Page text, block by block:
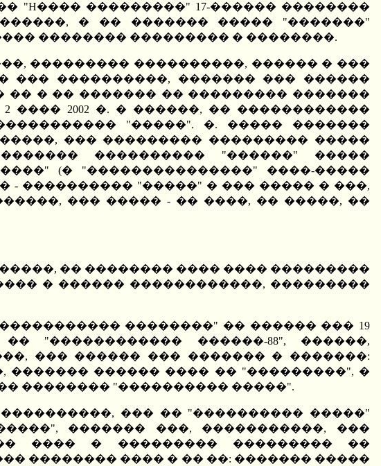
���������" 17-������ ��������
� �� ������� ����� "�������"
�������� ��������� � ��������.
��������� ����������, ������ � ���
��� ����������, ������� ��� ������
�� � �� ������� �� ��������� �������
2002 �. � ������, �� ������������
"�����". �. ����� �������
��� ��������� ��������� �����
���������� "������" �����
(� "���������������" ����-�����
- ���������� "�����" � ��� ����� � ���,
��� ����� - �� ����, �� �����, ��
�� �������� ���� ���� ���������
� ������ ������������, ���������
��������" �� ������ ��� 19
"������������ ������-88", ������,
��� ������ ��� ������� � �������:
������ ���� �� "���������", �
�������� "���������� �����".
��� �� "���������� �����"
������� ���, �����������, ���
���� � ��������� ��������� ��
�������� ���� � �� ��: ������� �����